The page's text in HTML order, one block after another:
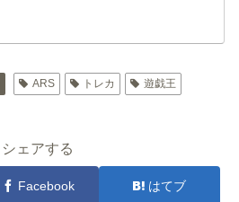
ARS トレカ
遊戯王
シェアする
Facebook はてブ